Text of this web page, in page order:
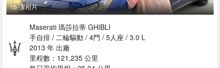
16 張相片
Maserati 瑪莎拉蒂 GHIBLI
手自排 / 二輪驅動 / 4門 / 5人座 / 3.0 L
2013 年 出廠
里程數：121,235 公里